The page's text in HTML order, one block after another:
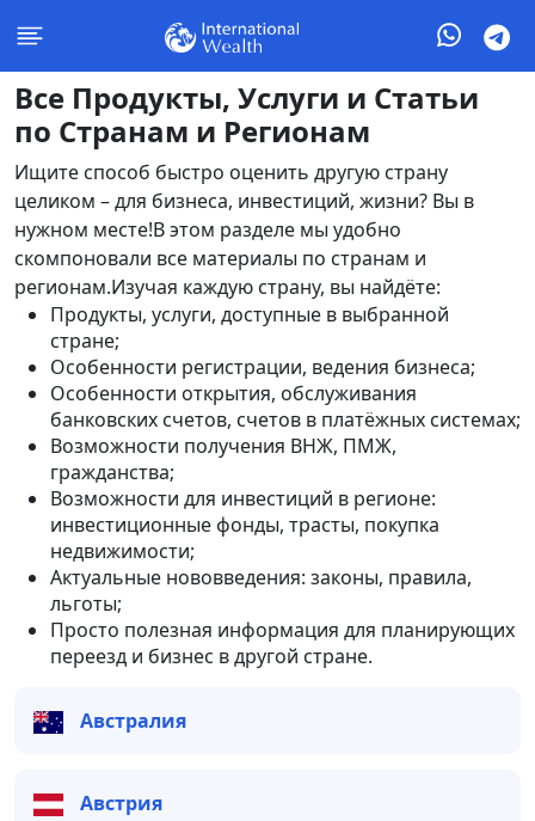
Все Продукты, Услуги и Статьи
по Странам и Регионам
Ищите способ быстро оценить другую страну
целиком – для бизнеса, инвестиций, жизни? Вы в
нужном месте!В этом разделе мы удобно
скомпоновали все материалы по странам и
регионам.Изучая каждую страну, вы найдёте:
Продукты, услуги, доступные в выбранной
стране;
Особенности регистрации, ведения бизнеса;
Особенности открытия, обслуживания
банковских счетов, счетов в платёжных системах;
Возможности получения ВНЖ, ПМЖ,
гражданства;
Возможности для инвестиций в регионе:
инвестиционные фонды, трасты, покупка
недвижимости;
Актуальные нововведения: законы, правила,
льготы;
Просто полезная информация для планирующих
переезд и бизнес в другой стране.
Австралия
Австрия